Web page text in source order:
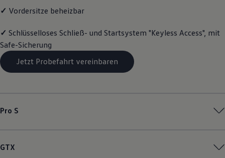
Transport
Individualisieren
Wallbox und Ladekabel
Digitale Extras
Dienste für Ihr Modell finden
Volkswagen Apps, Login und Shop
Handy und Fahrzeug verbinden
✓ Vordersitze beheizbar
✓ Schlüsselloses Schließ- und Startsystem "Keyless Access", mit
Safe-Sicherung
Jetzt Probefahrt vereinbaren
Pro S
GTX